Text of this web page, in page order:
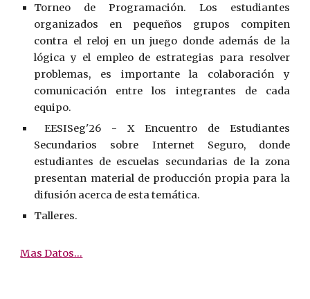
Torneo de Programación. Los estudiantes
organizados en pequeños grupos compiten
contra el reloj en un juego donde además de la
lógica y el empleo de estrategias para resolver
problemas, es importante la colaboración y
comunicación entre los integrantes de cada
equipo.
EESISeg'26 - XEncuentro de Estudiantes
Secundarios sobre Internet Seguro, donde
estudiantes de escuelas secundarias de la zona
presentan material de producción propia para la
difusión acerca de esta temática.
Talleres.
Mas Datos...